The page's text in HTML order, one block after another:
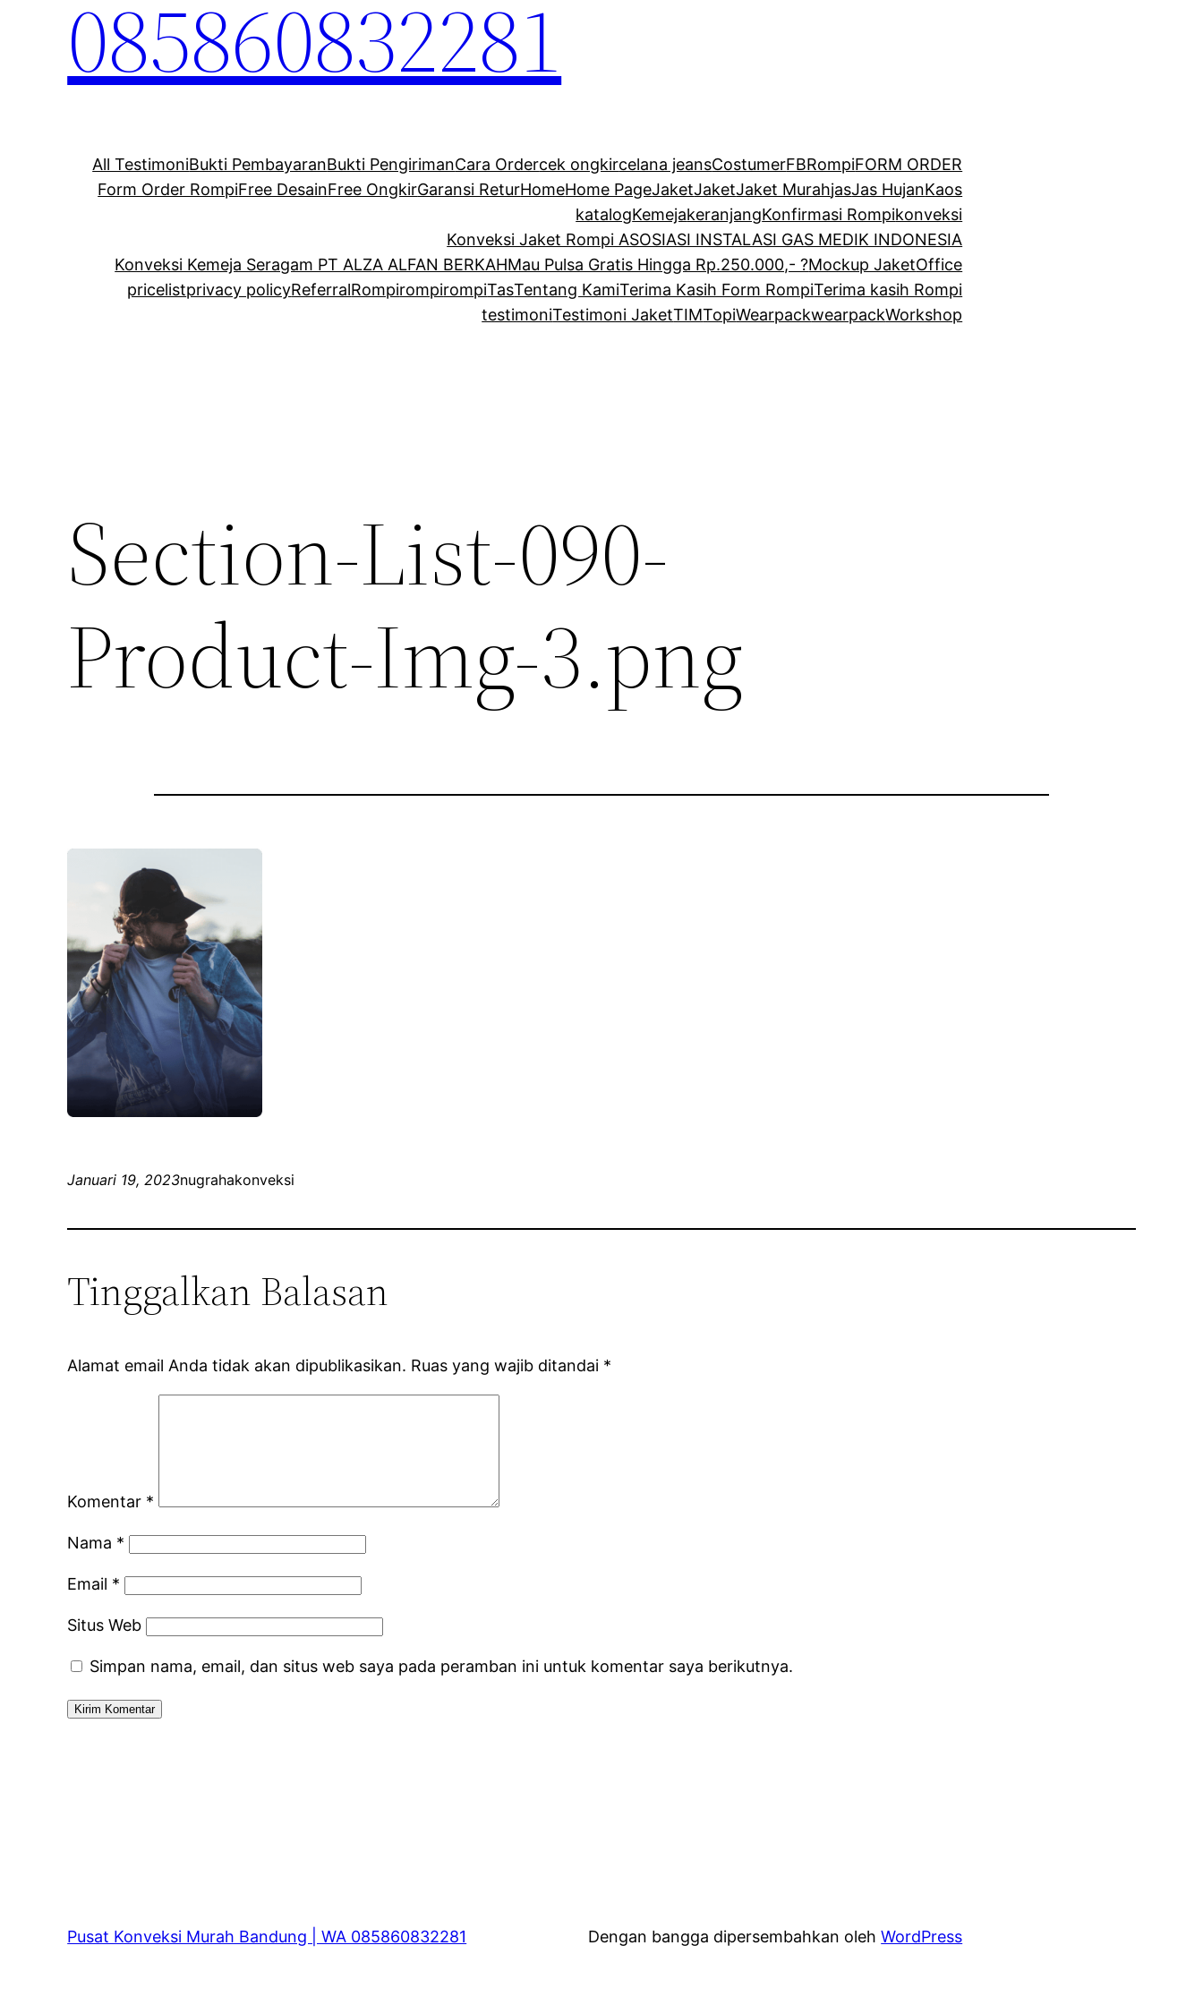
085860832281
All TestimoniBukti PembayaranBukti PengirimanCara Ordercek ongkircelana jeansCostumerFBRompiFORM ORDER
Form Order RompiFree DesainFree OngkirGaransi ReturHomeHome PageJaketJaketJaket MurahjasJas HujanKaos
katalogKemejakeranjangKonfirmasi Rompikonveksi
Konveksi Jaket Rompi ASOSIASI INSTALASI GAS MEDIK INDONESIA
Konveksi Kemeja Seragam PT ALZA ALFAN BERKAHMau Pulsa Gratis Hingga Rp.250.000,- ?Mockup JaketOffice
pricelistprivacy policyReferralRompirompirompiTasTentang KamiTerima Kasih Form RompiTerima kasih Rompi
testimoniTestimoni JaketTIMTopiWearpackwearpackWorkshop
Section-List-090-
Product-Img-3.png
Januari 19, 2023nugrahakonveksi
Tinggalkan Balasan
Alamat email Anda tidak akan dipublikasikan. Ruas yang wajib ditandai *
Komentar *
Nama *
Email *
Situs Web
Simpan nama, email, dan situs web saya pada peramban ini untuk komentar saya berikutnya.
Pusat Konveksi Murah Bandung | WA 085860832281 Dengan bangga dipersembahkan olehWordPress